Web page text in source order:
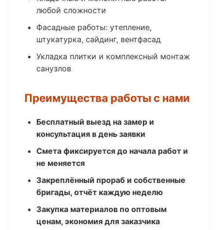
любой сложности
Фасадные работы: утепление,
штукатурка, сайдинг, вентфасад
Укладка плитки и комплексный монтаж
санузлов
Преимущества работы с нами
Бесплатный выезд на замер и
консультация в день заявки
Смета фиксируется до начала работ и
не меняется
Закреплённый прораб и собственные
бригады, отчёт каждую неделю
Закупка материалов по оптовым
ценам, экономия для заказчика